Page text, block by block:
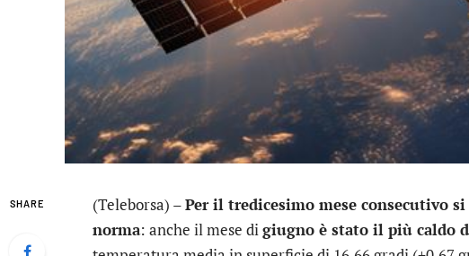
SHARE (Teleborsa) –Per il tredicesimo mese consecutivo
norma: anche il mese digiugno è stato il più caldo